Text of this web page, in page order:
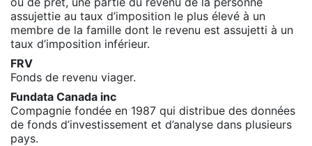
assujettie au taux d’imposition le plus élevé à un
membre de la famille dont le revenu est assujetti à un
taux d’imposition inférieur.
FRV
Fonds de revenu viager.
Fundata Canada inc
Compagnie fondée en 1987 qui distribue des données
de fonds d’investissement et d’analyse dans plusieurs
pays.